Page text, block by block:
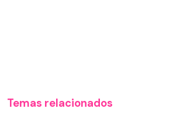
Temas relacionados